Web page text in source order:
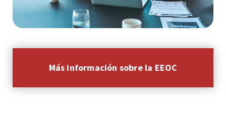
Más información sobre la EEOC